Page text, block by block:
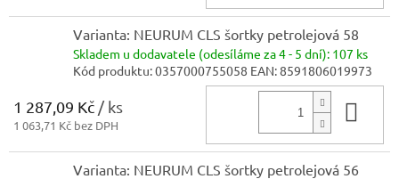
Varianta: NEURUM CLS šortky petrolejová 58
Skladem u dodavatele (odesíláme za 4 - 5 dní): 107 ks
Kód produktu:0357000755058 EAN:8591806019973
1 287,09 Kč / ks
1 063,71 Kč bez DPH
Varianta: NEURUM CLS šortky petrolejová 56